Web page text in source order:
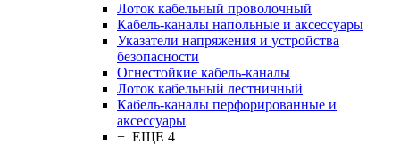
Лоток кабельный проволочный
Кабель-каналы напольные и аксессуары
Указатели напряжения и устройства
безопасности
Огнестойкие кабель-каналы
Лоток кабельный лестничный
Кабель-каналы перфорированные и
аксессуары
+ ЕЩЕ 4